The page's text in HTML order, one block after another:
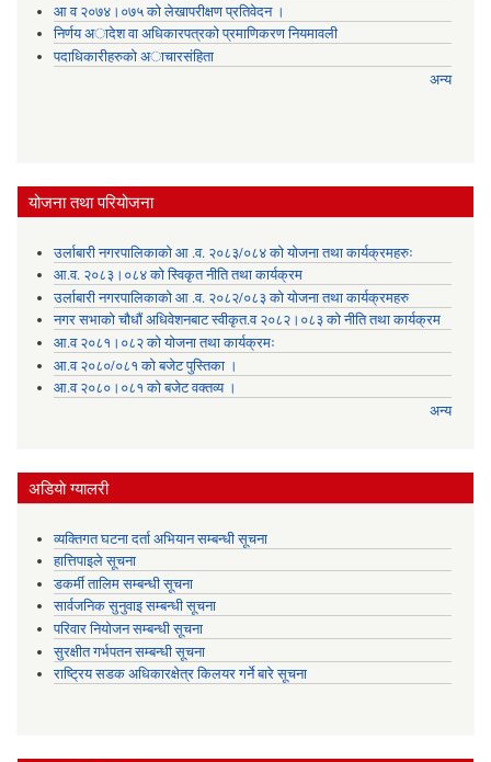
आ व २०७४।०७५ काे लेखापरीक्षण प्रतिवेदन ।
निर्णय अादेश वा अधिकारपत्रकाे प्रमाणिकरण नियमावली
पदाधिकारीहरुको अाचारसंहिता
अन्य
योजना तथा परियोजना
उर्लाबारी नगरपालिकाको आ .व. २०८३/०८४ को योजना तथा कार्यक्रमहरुः
आ.व. २०८३।०८४ को स्विकृत नीति तथा कार्यक्रम
उर्लाबारी नगरपालिकाको आ .व. २०८२/०८३ को योजना तथा कार्यक्रमहरु
नगर सभाको चौधौं अधिवेशनबाट स्वीकृत.व २०८२।०८३ को नीति तथा कार्यक्रम
आ.व २०८१।०८२ को योजना तथा कार्यक्रमः
आ.व २०८०/०८१ को बजेट पुस्तिका ।
आ.व २०८०।०८१ को बजेट वक्तव्य ।
अन्य
अडियाे ग्यालरी
व्यक्तिगत घटना दर्ता अभियान सम्बन्धी सूचना
हात्तिपाइले सूचना
डकर्मी तालिम सम्बन्धी सूचना
सार्वजनिक सुनुवाइ सम्बन्धी सूचना
परिवार नियोजन सम्बन्धी सूचना
सुरक्षीत गर्भपतन सम्बन्धी सूचना
राष्ट्रिय सडक अधिकारक्षेत्र किलयर गर्ने बारे सूचना